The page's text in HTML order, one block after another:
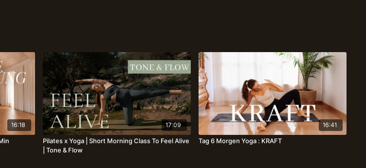
16:18 17:09
Pilates x Yoga | Short Morning Class To Feel Alive
| Tone & Flow
16:41
Tag 6 Morgen Yoga : KRAFT